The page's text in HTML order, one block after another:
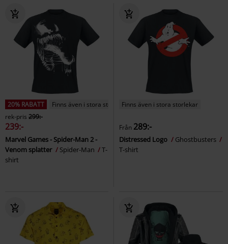
20% RABATT
Finns även i stora storlekar
rek-pris 299:-
239:-
Marvel Games - Spider-Man 2 -
Venom splatter
Spider-Man
T-
shirt
Finns även i stora storlekar
Från 289:-
Distressed Logo
Ghostbusters
T-shirt